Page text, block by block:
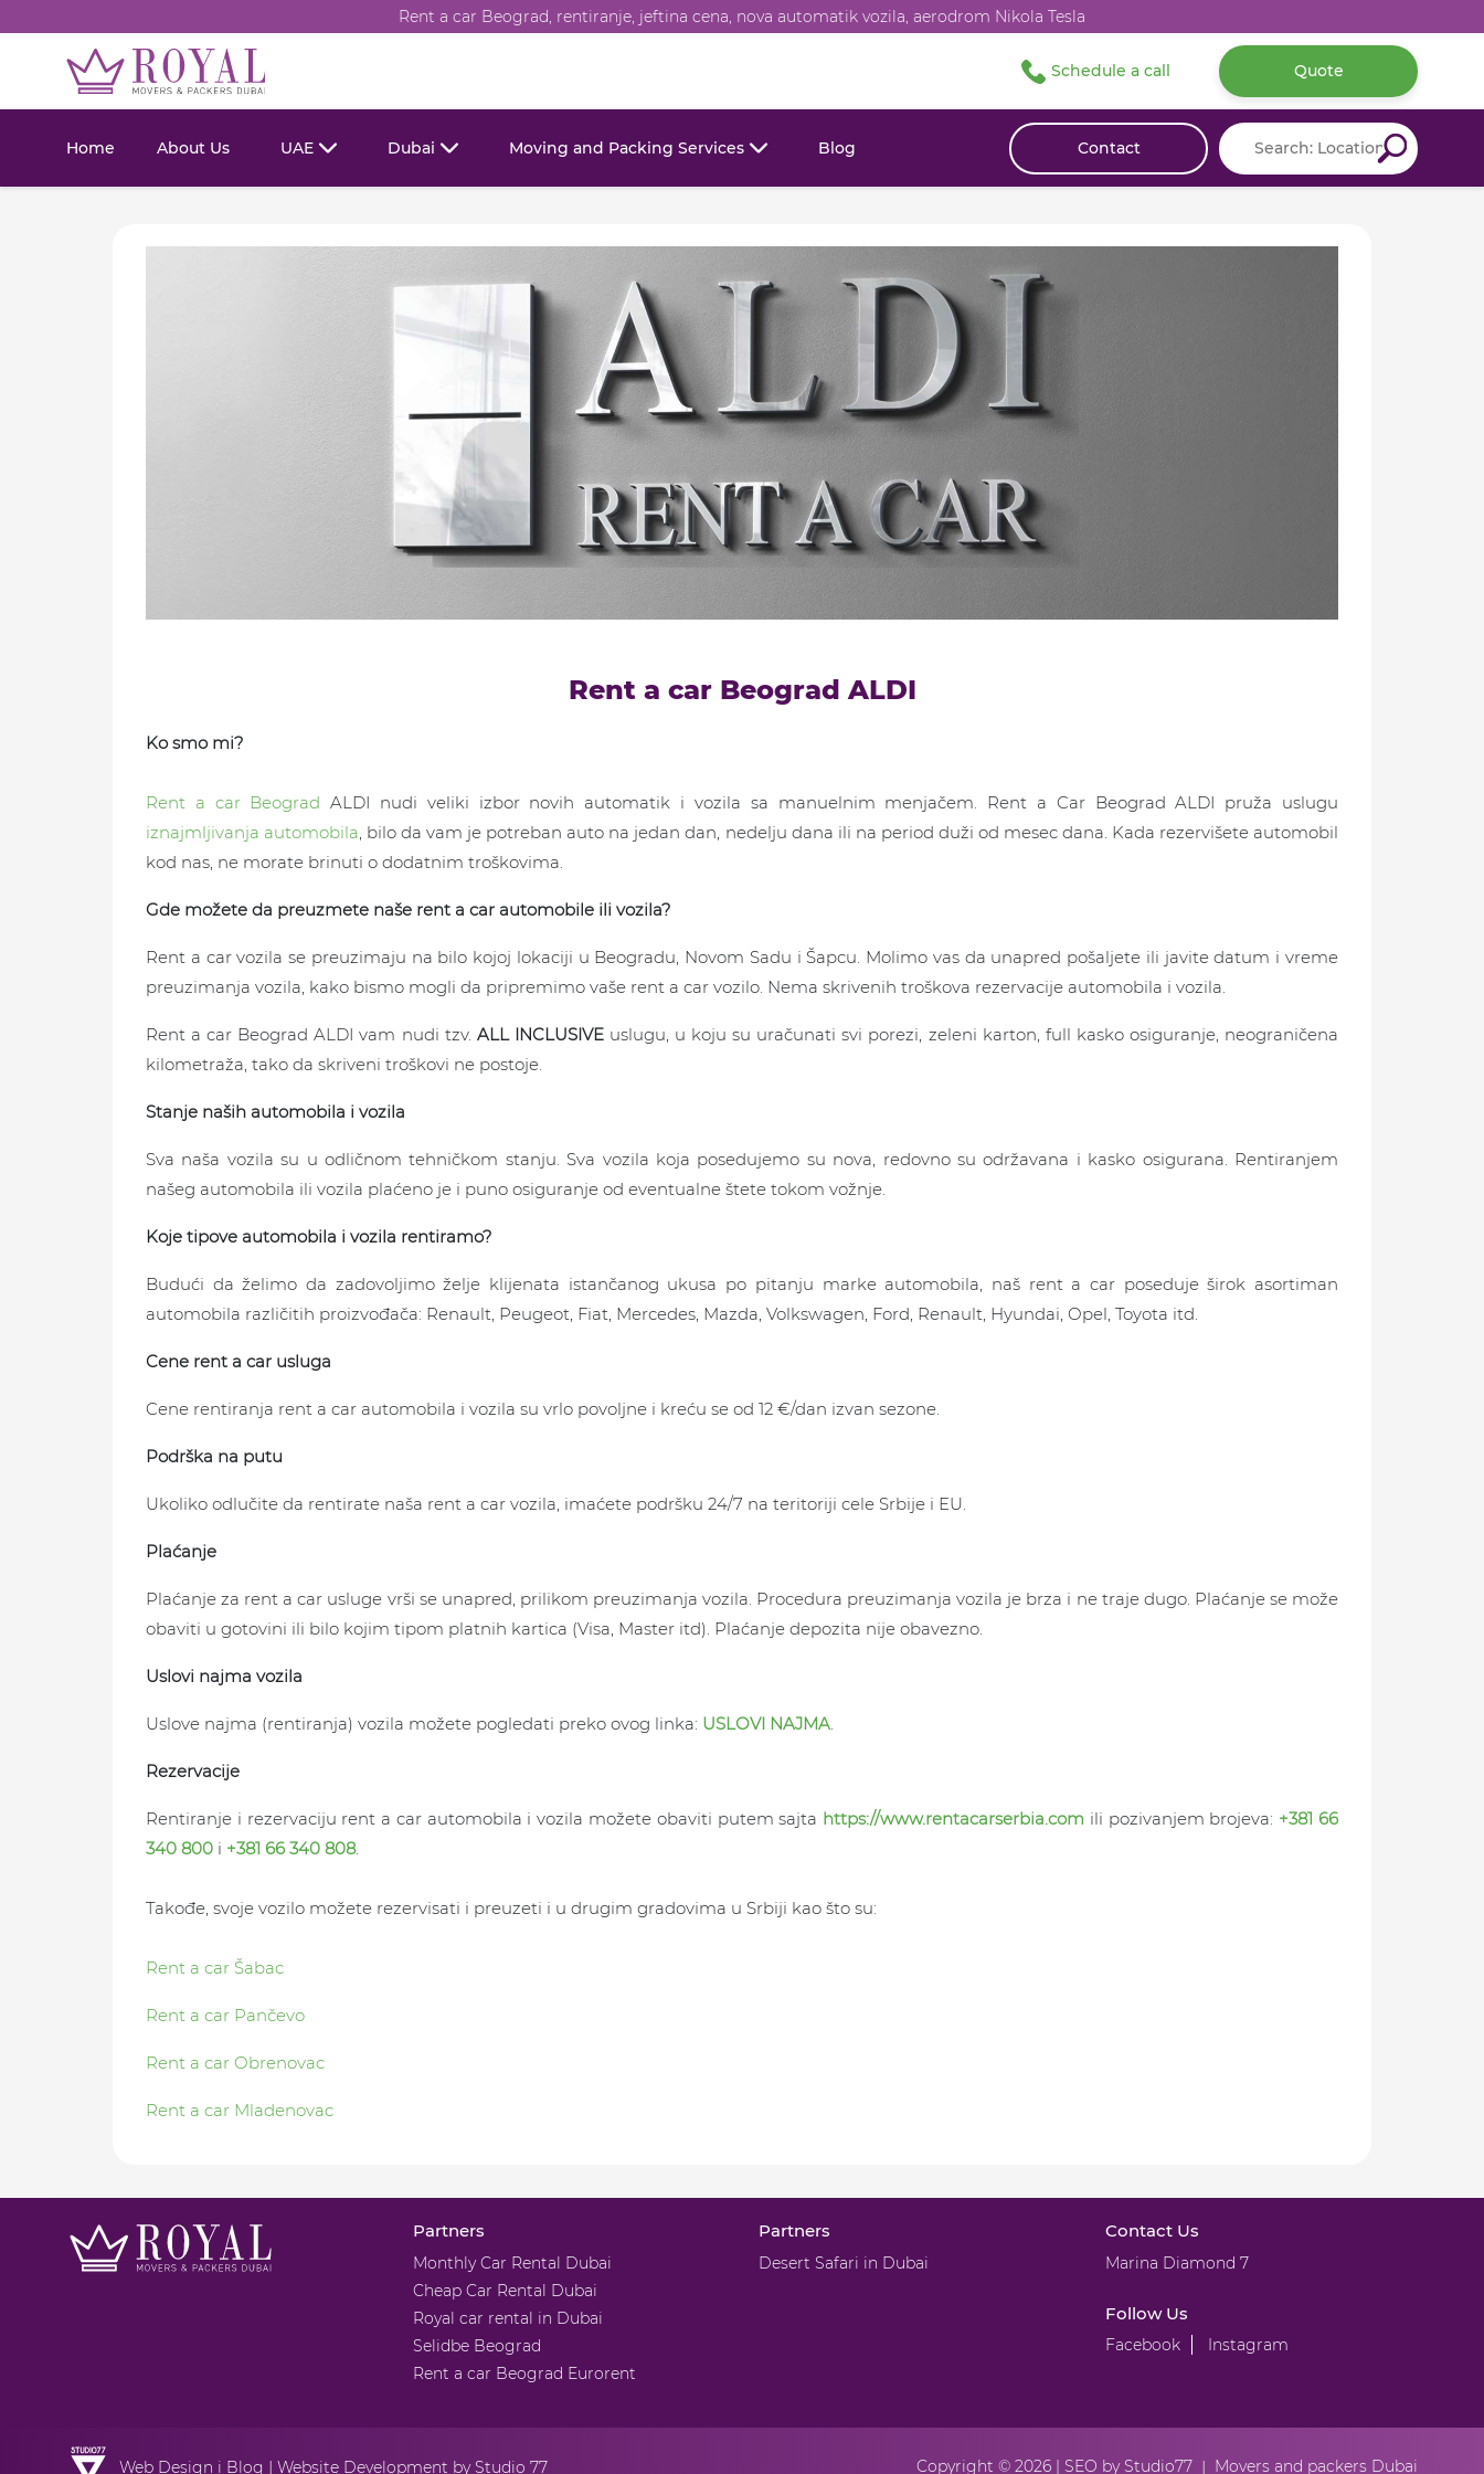
Rent a car Beograd, rentiranje, jeftina cena, nova automatik vozila, aerodrom Nikola Tesla
Schedule a call Quote
Home About Us UAE Dubai Moving and Packing Services Blog Contact
Rent a car Beograd ALDI
Ko smo mi?
Rent a car Beograd ALDI nudi veliki izbor novih automatik i vozila sa manuelnim menjačem. Rent a Car Beograd ALDI pruža uslugu
iznajmljivanja automobila , bilo da vam je potreban auto na jedan dan, nedelju dana ili na period duži od mesec dana. Kada rezervišete automobil
kod nas, ne morate brinuti o dodatnim troškovima.
Gde možete da preuzmete naše rent a car automobile ili vozila?
Rent a car vozila se preuzimaju na bilo kojoj lokaciji u Beogradu, Novom Sadu i Šapcu. Molimo vas da unapred pošaljete ili javite datum i vreme
preuzimanja vozila, kako bismo mogli da pripremimo vaše rent a car vozilo. Nema skrivenih troškova rezervacije automobila i vozila.
Rent a car Beograd ALDI vam nudi tzv. ALL INCLUSIVE uslugu, u koju su uračunati svi porezi, zeleni karton, full kasko osiguranje, neograničena
kilometraža, tako da skriveni troškovi ne postoje.
Stanje naših automobila i vozila
Sva naša vozila su u odličnom tehničkom stanju. Sva vozila koja posedujemo su nova, redovno su održavana i kasko osigurana. Rentiranjem
našeg automobila ili vozila plaćeno je i puno osiguranje od eventualne štete tokom vožnje.
Koje tipove automobila i vozila rentiramo?
Budući da želimo da zadovoljimo želje klijenata istančanog ukusa po pitanju marke automobila, naš rent a car poseduje širok asortiman
automobila različitih proizvođača: Renault, Peugeot, Fiat, Mercedes, Mazda, Volkswagen, Ford, Renault, Hyundai, Opel, Toyota itd.
Cene rent a car usluga
Cene rentiranja rent a car automobila i vozila su vrlo povoljne i kreću se od 12 €/dan izvan sezone.
Podrška na putu
Ukoliko odlučite da rentirate naša rent a car vozila, imaćete podršku 24/7 na teritoriji cele Srbije i EU.
Plaćanje
Plaćanje za rent a car usluge vrši se unapred, prilikom preuzimanja vozila. Procedura preuzimanja vozila je brza i ne traje dugo. Plaćanje se može
obaviti u gotovini ili bilo kojim tipom platnih kartica (Visa, Master itd). Plaćanje depozita nije obavezno.
Uslovi najma vozila
Uslove najma (rentiranja) vozila možete pogledati preko ovog linka: USLOVI NAJMA
Rezervacije
Rentiranje i rezervaciju rent a car automobila i vozila možete obaviti putem sajta https://www.rentacarserbia.com ili pozivanjem brojeva: +381 66
340 800 i +381 66 340 808.
Takođe, svoje vozilo možete rezervisati i preuzeti i u drugim gradovima u Srbiji kao što su:
Rent a car Šabac
Rent a car Pančevo
Rent a car Obrenovac
Rent a car Mladenovac
Partners
Monthly Car Rental Dubai
Cheap Car Rental Dubai
Royal car rental in Dubai
Selidbe Beograd
Rent a car Beograd Eurorent
Partners
Desert Safari in Dubai
Contact Us
Marina Diamond 7
Follow Us
Facebook Instagram
Web Design i Blog | Website Development by Studio 77 Copyright © 2026 | SEO by Studio77 | Movers and packers Dubai